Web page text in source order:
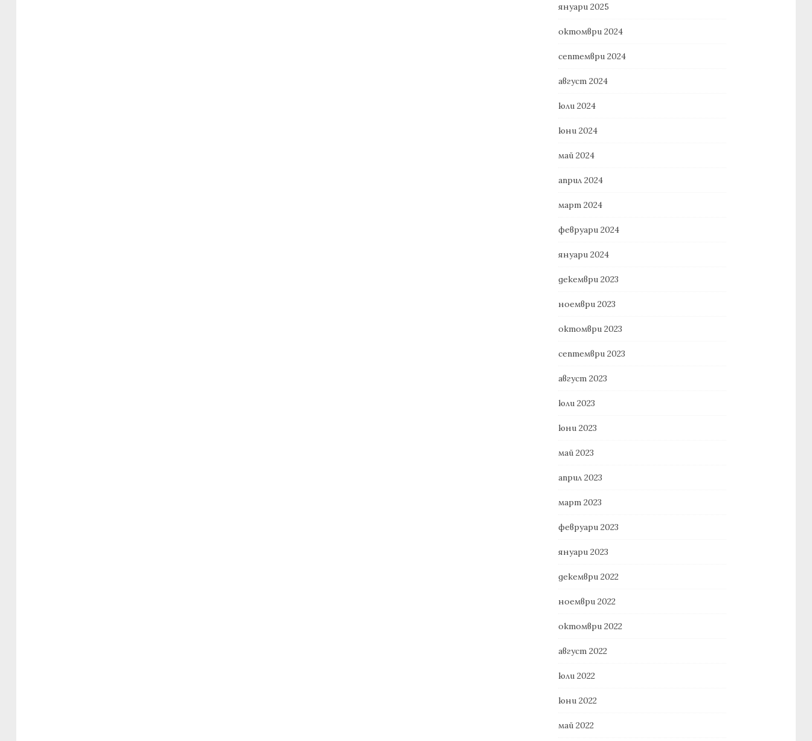
януари 2025
октомври 2024
септември 2024
август 2024
юли 2024
юни 2024
май 2024
април 2024
март 2024
февруари 2024
януари 2024
декември 2023
ноември 2023
октомври 2023
септември 2023
август 2023
юли 2023
юни 2023
май 2023
април 2023
март 2023
февруари 2023
януари 2023
декември 2022
ноември 2022
октомври 2022
август 2022
юли 2022
юни 2022
май 2022